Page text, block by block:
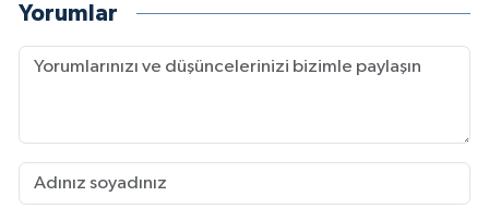
Yorumlar